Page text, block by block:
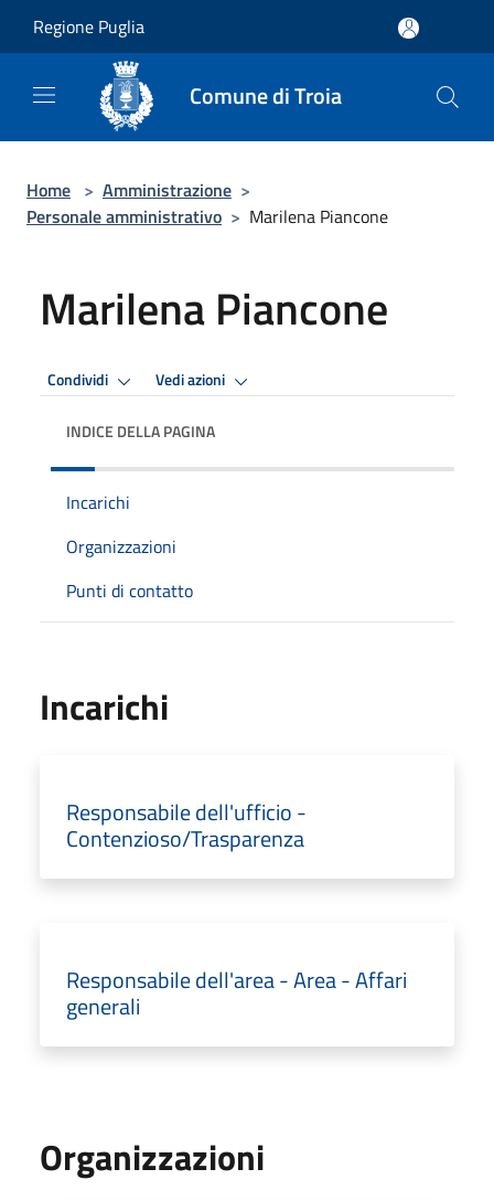
Regione Puglia
Comune di Troia
Home > Amministrazione >
Personale amministrativo > Marilena Piancone
Marilena Piancone
Condividi Vedi azioni
INDICE DELLA PAGINA
Incarichi
Organizzazioni
Punti di contatto
Incarichi
Responsabile dell'ufficio -
Contenzioso/Trasparenza
Responsabile dell'area - Area - Affari
generali
Organizzazioni